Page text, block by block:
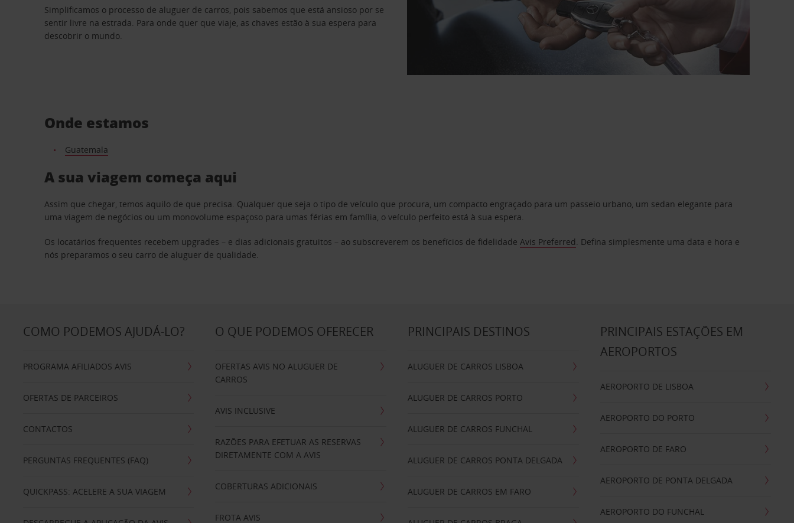
Simplificamos o processo de aluguer de carros, pois sabemos que está ansioso por se
sentir livre na estrada. Para onde quer que viaje, as chaves estão à sua espera para
descobrir o mundo.
Onde estamos
Guatemala
A sua viagem começa aqui
Assim que chegar, temos aquilo de que precisa. Qualquer que seja o tipo de veículo que procura, um compacto engraçado para um passeio urbano, um sedan elegante para
uma viagem de negócios ou um monovolume espaçoso para umas férias em família, o veículo perfeito está à sua espera.
Os locatários frequentes recebem upgrades – e dias adicionais gratuitos – ao subscreverem os benefícios de fidelidadeAvis Preferred. Defina simplesmente uma data e hora e
nós preparamos o seu carro de aluguer de qualidade.
COMO PODEMOS AJUDÁ-LO?
PROGRAMA AFILIADOS AVIS
OFERTAS DE PARCEIROS
CONTACTOS
PERGUNTAS FREQUENTES (FAQ)
QUICKPASS: ACELERE A SUA VIAGEM
O QUE PODEMOS OFERECER
OFERTAS AVIS NO ALUGUER DE
CARROS
AVIS INCLUSIVE
RAZÕES PARA EFETUAR AS RESERVAS
DIRETAMENTE COM A AVIS
COBERTURAS ADICIONAIS
FROTA AVIS
PRINCIPAIS DESTINOS
ALUGUER DE CARROS LISBOA
ALUGUER DE CARROS PORTO
ALUGUER DE CARROS FUNCHAL
ALUGUER DE CARROS PONTA DELGADA
ALUGUER DE CARROS EM FARO
PRINCIPAIS ESTAÇÕES EM
AEROPORTOS
AEROPORTO DE LISBOA
AEROPORTO DO PORTO
AEROPORTO DE FARO
AEROPORTO DE PONTA DELGADA
AEROPORTO DO FUNCHAL